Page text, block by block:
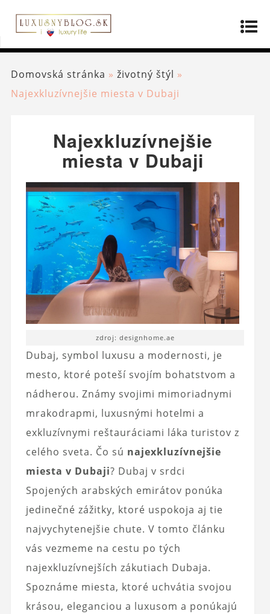
Domovská stránka » životný štýl »
Najexkluzívnejšie miesta v Dubaji
Najexkluzívnejšie
miesta v Dubaji
zdroj: designhome.ae
Dubaj, symbol luxusu a modernosti, je
mesto, ktoré poteší svojím bohatstvom a
nádherou. Známy svojimi mimoriadnymi
mrakodrapmi, luxusnými hotelmi a
exkluzívnymi reštauráciami láka turistov z
celého sveta. Čo sú najexkluzívnejšie
miesta v Dubaji? Dubaj v srdci
Spojených arabských emirátov ponúka
jedinečné zážitky, ktoré uspokoja aj tie
najvychytenejšie chute. V tomto článku
vás vezmeme na cestu po tých
najexkluzívnejších zákutiach Dubaja.
Spoznáme miesta, ktoré uchvátia svojou
krásou, eleganciou a luxusom a ponúkajú